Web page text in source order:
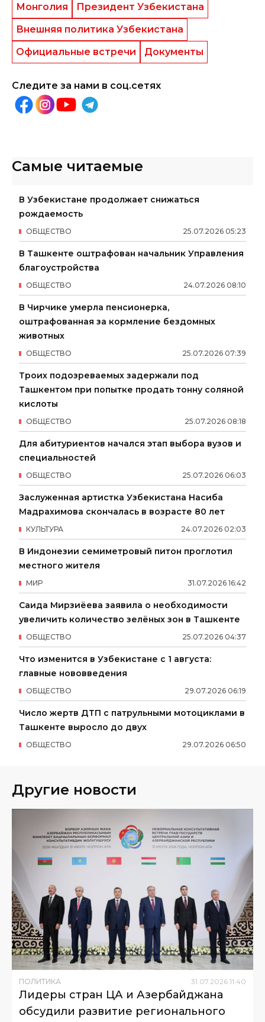
Монголия
Президент Узбекистана
Внешняя политика Узбекистана
Официальные встречи
Документы
Следите за нами в соц.сетях
Самые читаемые
В Узбекистане продолжает снижаться
рождаемость
25.07.2026 05:23
ОБЩЕСТВО
В Ташкенте оштрафован начальник Управления
благоустройства
24.07.2026 08:10
ОБЩЕСТВО
В Чирчике умерла пенсионерка,
оштрафованная за кормление бездомных
животных
25.07.2026 07:39
ОБЩЕСТВО
Троих подозреваемых задержали под
Ташкентом при попытке продать тонну соляной
кислоты
25.07.2026 08:18
ОБЩЕСТВО
Для абитуриентов начался этап выбора вузов и
специальностей
25.07.2026 06:03
ОБЩЕСТВО
Заслуженная артистка Узбекистана Насиба
Мадрахимова скончалась в возрасте 80 лет
24.07.2026 02:03
КУЛЬТУРА
В Индонезии семиметровый питон проглотил
местного жителя
31.07.2026 16:42
МИР
Саида Мирзиёева заявила о необходимости
увеличить количество зелёных зон в Ташкенте
25.07.2026 04:37
ОБЩЕСТВО
Что изменится в Узбекистане с 1 августа:
главные нововведения
29.07.2026 06:19
ОБЩЕСТВО
Число жертв ДТП с патрульными мотоциклами в
Ташкенте выросло до двух
29.07.2026 06:50
ОБЩЕСТВО
Другие новости
ПОЛИТИКА 31.07.2026 11:40
Лидеры стран ЦА и Азербайджана
обсудили развитие регионального